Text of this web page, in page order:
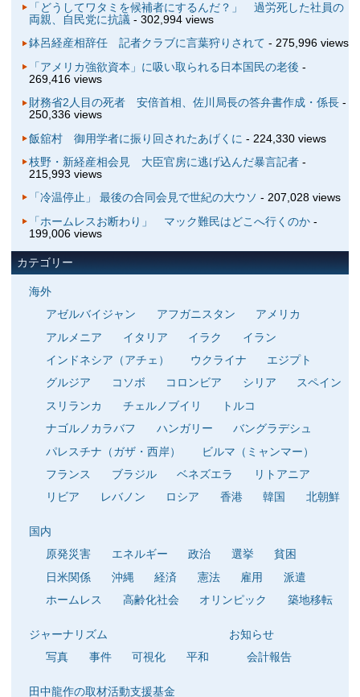
「どうしてワタミを候補者にするんだ？」 過労死した社員の
両親、自民党に抗議- 302,994 views
鉢呂経産相辞任 記者クラブに言葉狩りされて - 275,996 views
「アメリカ強欲資本」に吸い取られる日本国民の老後 -
269,416 views
財務省2人目の死者 安倍首相、佐川局長の答弁書作成・係長-
250,336 views
飯舘村 御用学者に振り回されたあげくに - 224,330 views
枝野・新経産相会見 大臣官房に逃げ込んだ暴言記者-
215,993 views
「冷温停止」 最後の合同会見で世紀の大ウソ - 207,028 views
「ホームレスお断わり」 マック難民はどこへ行くのか-
199,006 views
カテゴリー
海外
アゼルバイジャン
アフガニスタン
アメリカ
アルメニア
イタリア イラク
イラン
インドネシア（アチェ）
ウクライナ
エジプト
グルジア
コソボ コロンビア シリア
スペイン
スリランカ
チェルノブイリ
トルコ
ナゴルノカラバフ
ハンガリー
バングラデシュ
パレスチナ（ガザ・西岸）
ビルマ（ミャンマー）
フランス
ブラジル ベネズエラ
リトアニア
リビア
レバノン ロシア 香港 韓国 北朝鮮
国内
原発災害
エネルギー 政治 選挙
貧困
日米関係
沖縄 経済 憲法 雇用
派遣
ホームレス
高齢化社会 オリンピック 築地移転
ジャーナリズム
写真
事件 可視化 平和
お知らせ
会計報告
田中龍作の取材活動支援基金